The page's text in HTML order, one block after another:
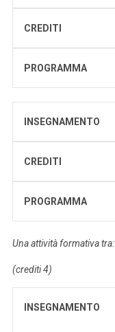
CREDITI
PROGRAMMA
INSEGNAMENTO
CREDITI
PROGRAMMA
Una attività formativa tra:
(crediti 4)
INSEGNAMENTO